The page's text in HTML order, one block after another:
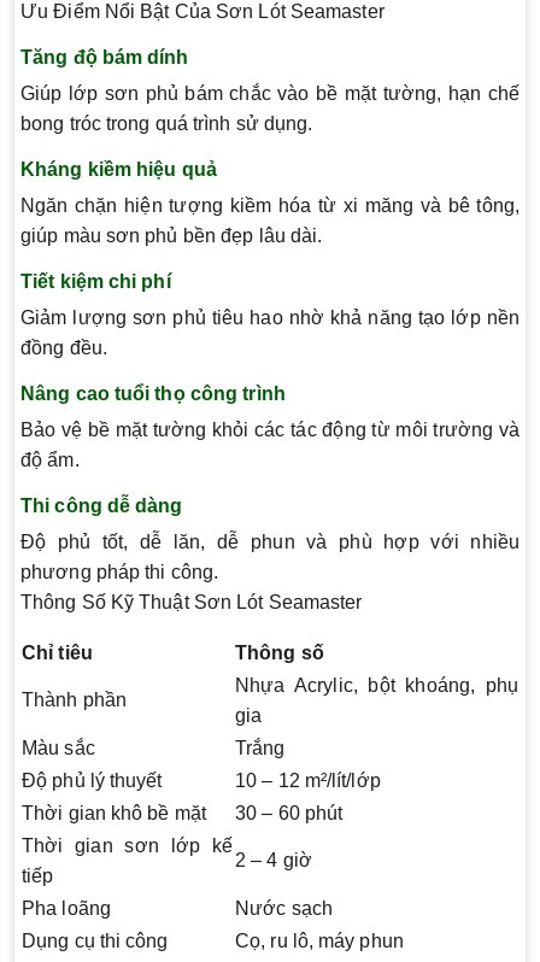
Ưu Điểm Nổi Bật Của Sơn Lót Seamaster
Tăng độ bám dính
Giúp lớp sơn phủ bám chắc vào bề mặt tường, hạn chế
bong tróc trong quá trình sử dụng.
Kháng kiềm hiệu quả
Ngăn chặn hiện tượng kiềm hóa từ xi măng và bê tông,
giúp màu sơn phủ bền đẹp lâu dài.
Tiết kiệm chi phí
Giảm lượng sơn phủ tiêu hao nhờ khả năng tạo lớp nền
đồng đều.
Nâng cao tuổi thọ công trình
Bảo vệ bề mặt tường khỏi các tác động từ môi trường và
độ ẩm.
Thi công dễ dàng
Độ phủ tốt, dễ lăn, dễ phun và phù hợp với nhiều
phương pháp thi công.
Thông Số Kỹ Thuật Sơn Lót Seamaster
Chỉ tiêu Thông số
Thành phần
Nhựa Acrylic, bột khoáng, phụ
gia
Màu sắc
Trắng
Độ phủ lý thuyết
10 – 12 m²/lít/lớp
Thời gian khô bề mặt
30 – 60 phút
Thời gian sơn lớp kế
tiếp
2 – 4 giờ
Pha loãng
Nước sạch
Dụng cụ thi công
Cọ, ru lô, máy phun